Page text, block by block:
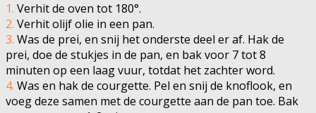
1. Verhit de oven tot 180°.
2. Verhit olijf olie in een pan.
3. Was de prei, en snij het onderste deel er af. Hak de
prei, doe de stukjes in de pan, en bak voor 7 tot 8
minuten op een laag vuur, totdat het zachter word.
4. Was en hak de courgette. Pel en snij de knoflook, en
voeg deze samen met de courgette aan de pan toe. Bak